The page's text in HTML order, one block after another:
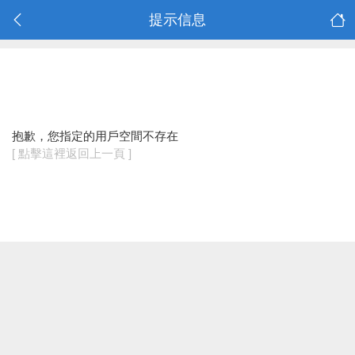
提示信息
抱歉，您指定的用戶空間不存在
[ 點擊這裡返回上一頁 ]